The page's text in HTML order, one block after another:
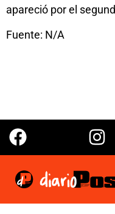
apareció por el
Fuente: N/A